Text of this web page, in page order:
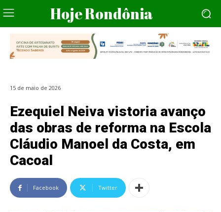
Hoje Rondônia
15 de maio de 2026
Ezequiel Neiva vistoria avanço
das obras de reforma na Escola
Cláudio Manoel da Costa, em
Cacoal
Facebook Twitter